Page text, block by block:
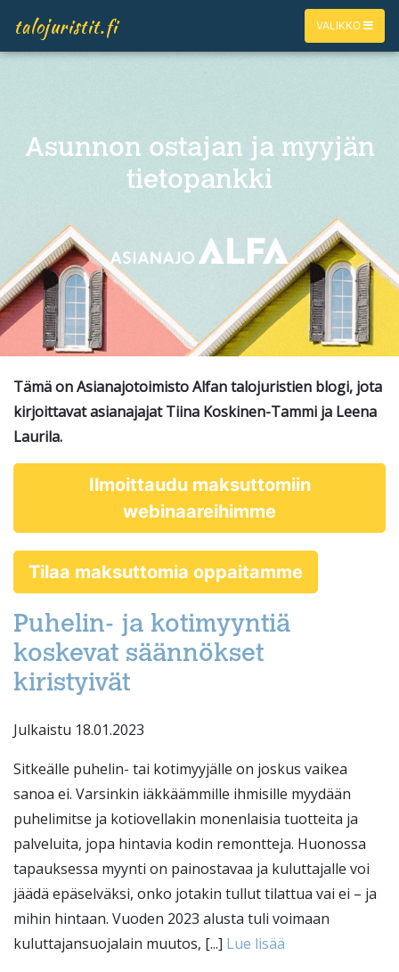
talojuristit.fi VALIKKO
Asunnon ostajan ja myyjän
tietopankki
Tämä on Asianajotoimisto Alfan talojuristien blogi, jota
kirjoittavat asianajajat Tiina Koskinen-Tammi ja Leena
Laurila.
Ilmoittaudu maksuttomiin
webinaareihimme
Tilaa maksuttomia oppaitamme
Puhelin- ja kotimyyntiä
koskevat säännökset
kiristyivät
Julkaistu 18.01.2023
Sitkeälle puhelin- tai kotimyyjälle on joskus vaikea
sanoa ei. Varsinkin iäkkäämmille ihmisille myydään
puhelimitse ja kotiovellakin monenlaisia tuotteita ja
palveluita, jopa hintavia kodin remontteja. Huonossa
tapauksessa myynti on painostavaa ja kuluttajalle voi
jäädä epäselväksi, onko jotakin tullut tilattua vai ei – ja
mihin hintaan. Vuoden 2023 alusta tuli voimaan
kuluttajansuojalain muutos, [...] Lue lisää